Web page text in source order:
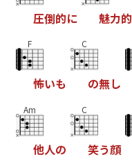
圧倒的に 魅力的
F
怖いも
C
の無し
Am
他人の
C
笑う顔